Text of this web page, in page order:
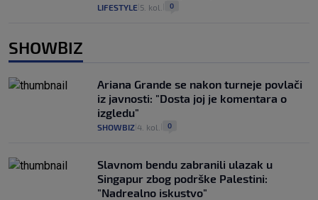
LIFESTYLE 5. kol. 0
SHOWBIZ
Ariana Grande se nakon turneje povlači
iz javnosti: "Dosta joj je komentara o
izgledu"
SHOWBIZ 4. kol. 0
Slavnom bendu zabranili ulazak u
Singapur zbog podrške Palestini:
"Nadrealno iskustvo"